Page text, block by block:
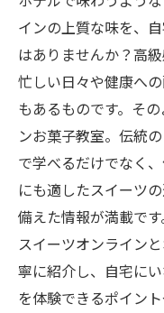
インの上質な味を、
はありませんか？高
忙しい日々や健康へ
もあるものです。そ
ンお菓子教室。伝統
で学べるだけでなく
にも適したスイーツ
備えた情報が満載で
スイーツオンライン
寧に紹介し、自宅に
を体験できるポイン